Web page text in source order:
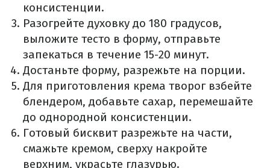
консистенции.
Разогрейте духовку до 180 градусов,
выложите тесто в форму, отправьте
запекаться в течение 15-20 минут.
Достаньте форму, разрежьте на порции.
Для приготовления крема творог взбейте
блендером, добавьте сахар, перемешайте
до однородной консистенции.
Готовый бисквит разрежьте на части,
смажьте кремом, сверху накройте
верхним, украсьте глазурью.